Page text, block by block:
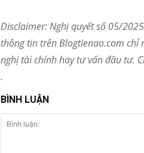
Disclaimer: Nghị quyết số 05/
thông tin trên Blogtienao.com
nghị tài chính hay tư vấn đầu tư.
.
BÌNH LUẬN